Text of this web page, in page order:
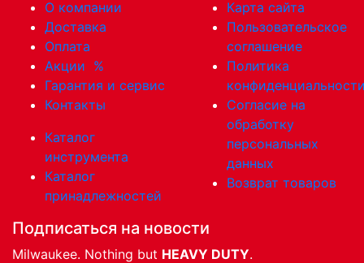
О компании
Доставка
Оплата
Акции %
Гарантия и сервис
Контакты
Каталог
инструмента
Каталог
принадлежностей
Карта сайта
Пользовательское
соглашение
Политика
Согласие на
обработку
персональных
данных
Возврат товаров
Подписаться на новости
Milwaukee. Nothing but HEAVY DUTY.